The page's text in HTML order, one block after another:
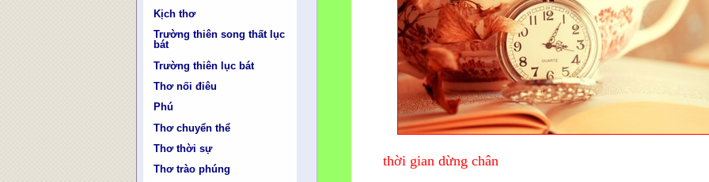
Kịch thơ
Trường thiên song thất lục
bát
Trường thiên lục bát
Thơ nối điêu
Phú
Thơ chuyển thể
Thơ thời sự
Thơ trào phúng
thời gian dừng chân